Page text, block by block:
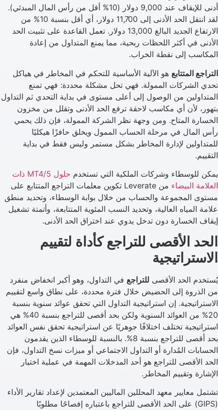
أدنى للإيقاف عند 9,000 دولار (10% أقل من رأس المال المبدئي).
لقد انتقل الحد الأدنى إلى 11,700 دولار، أي أقل بنسبة 10% من
الارتفاع الجديد البالغ 13,000 دولار. تعمل القاعدة على تثبيت الحد
الأدنى في أكثر اللحظات ربحية، مما يمنع المتداول من إعادة
المكاسب إلى نقطة الخراب.
التراجع المتتابع هو الآلية الأساسية للتحكم في المخاطر في هياكل
تحدي الشركات الممولة. فهي تحل مشكلة محددة: فهي تمنع
المتداولين من الوصول إلى أعلى مستوى في بداية التحدي ثم التداول
بتهور، لأن أي مكاسب لاحقة ترفع الحد الأدنى وتقلل من مخزون
الخسارة المتاح. ومن وجهة نظر الشركة الممولة، فإن ذلك يحمي
رأس المال في مرحلة الحساب الممول ويخلق حافزًا هيكليًا
للمتداولين لإدارة المخاطر بشكل مستمر وليس فقط في بداية
التقييم.
يمكن للوسطاء وشركات الملكية التي تستخدم
حلول MT4/5 ذات
العلامة البيضاء
من Leverate تكوين معلمات التراجع المتتابع على
مستوى المجموعة والحساب من خلال بوابة الوسطاء، وتحديد منطق
علامة المياه العالية، وتحديد النسب المئوية المتتابعة، وأتمتة تشغيل
إيقاف الخسارة دون تدخل يدوي عند اختراق الحد الأدنى.
الحد الأقصى للتراجع كأداة لتقييم
الاستراتيجية
يُستخدم الحد الأقصى للتراجع في التداول، وهو أكبر انخفاض منفرد
من الذروة إلى الحضيض خلال فترة محددة، على نطاق واسع لتقييم
الاستراتيجية. إن استراتيجية التداول التي تحقق عوائد سنوية بنسبة
20% من العوائد السنوية ولكن بحد أقصى للتراجع بنسبة 40% هي
استراتيجية تختلف اختلافًا جوهريًا عن استراتيجية تحقق نفس العوائد
بحد أقصى للتراجع بنسبة 8%. بالنسبة للوسطاء الذين يقدمون
الحسابات المُدارة أو التداول الاجتماعي أو ميزات نسخ التداول، فإن
الحد الأقصى للتراجع هو أحد المدخلات المهمة في عملية اختيار
الإشارة وتقييم المخاطر.
تشتمل معايير معهد المحللين الماليين المعتمدين لإعداد تقارير الأداء
(GIPS) على الحد الأقصى للتراجع باعتباره إفصاحًا مطلوبًا